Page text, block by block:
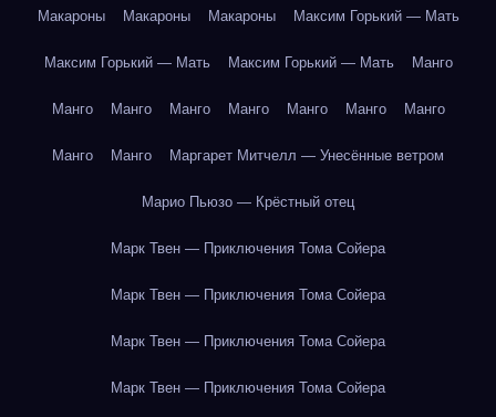
Макароны Макароны Макароны Максим Горький — Мать
Максим Горький — Мать Максим Горький — Мать Манго
Манго Манго Манго Манго Манго Манго Манго
Манго Манго Маргарет Митчелл — Унесённые ветром
Марио Пьюзо — Крёстный отец
Марк Твен — Приключения Тома Сойера
Марк Твен — Приключения Тома Сойера
Марк Твен — Приключения Тома Сойера
Марк Твен — Приключения Тома Сойера